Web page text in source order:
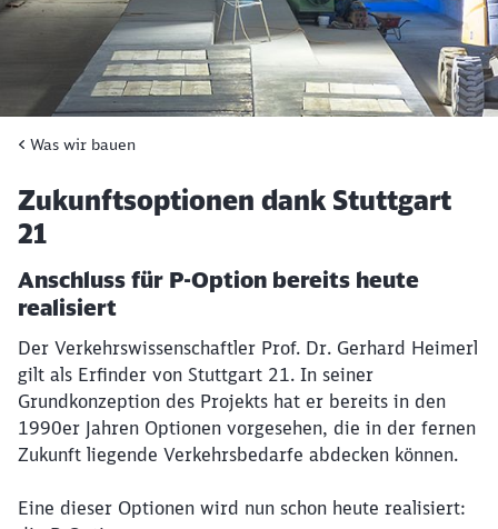
Was wir bauen
Zukunftsoptionen dank Stuttgart
21
Anschluss für P-Option bereits heute
realisiert
Der Verkehrswissenschaftler Prof. Dr. Gerhard Heimerl
gilt als Erfinder von Stuttgart 21. In seiner
Grundkonzeption des Projekts hat er bereits in den
1990er Jahren Optionen vorgesehen, die in der fernen
Zukunft liegende Verkehrsbedarfe abdecken können.
Eine dieser Optionen wird nun schon heute realisiert: